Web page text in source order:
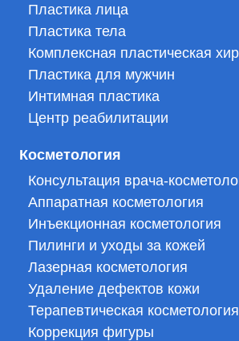
Пластика лица
Пластика тела
Комплексная пластическая
Пластика для мужчин
Интимная пластика
Центр реабилитации
Косметология
Консультация врача-
Аппаратная косметология
Инъекционная косметология
Пилинги и уходы за кожей
Лазерная косметология
Удаление дефектов кожи
Терапевтическая косметология
Коррекция фигуры